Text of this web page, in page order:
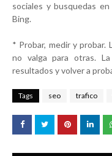
sociales y busquedas
Bing.
* Probar, medir y probar.
no valga para otras.
resultados y volver a
Tags seo trafico